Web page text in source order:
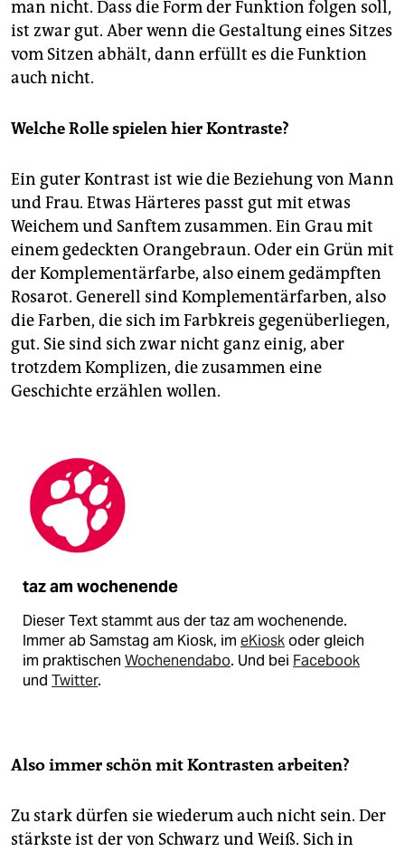
man nicht. Dass die Form der Funktion folgen soll,
ist zwar gut. Aber wenn die Gestaltung eines Sitzes
vom Sitzen abhält, dann erfüllt es die Funktion
auch nicht.
Welche Rolle spielen hier Kontraste?
Ein guter Kontrast ist wie die Beziehung von Mann
und Frau. Etwas Härteres passt gut mit etwas
Weichem und Sanftem zusammen. Ein Grau mit
einem gedeckten Orangebraun. Oder ein Grün mit
der Komplementärfarbe, also einem gedämpften
Rosarot. Generell sind Komplementärfarben, also
die Farben, die sich im Farbkreis gegenüberliegen,
gut. Sie sind sich zwar nicht ganz einig, aber
trotzdem Komplizen, die zusammen eine
Geschichte erzählen wollen.
taz am wochenende
Dieser Text stammt aus der taz am wochenende.
Immer ab Samstag am Kiosk, im eKioskoder gleich
im praktischen Wochenendabo. Und bei Facebook
und Twitter.
Also immer schön mit Kontrasten arbeiten?
Zu stark dürfen sie wiederum auch nicht sein. Der
stärkste ist der von Schwarz und Weiß. Sich in